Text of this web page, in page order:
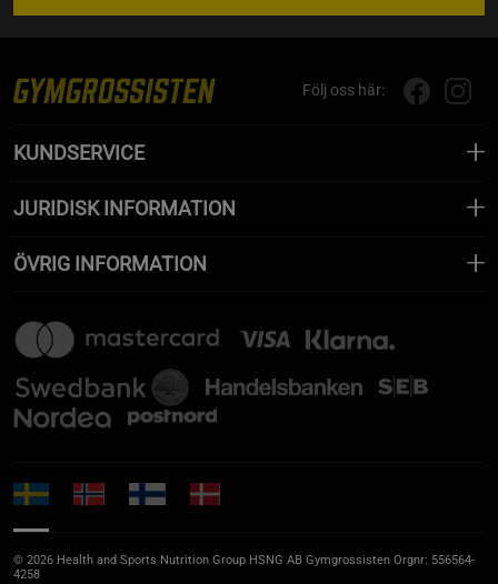
Följ oss här:
KUNDSERVICE
JURIDISK INFORMATION
ÖVRIG INFORMATION
© 2026 Health and Sports Nutrition Group HSNG AB Gymgrossisten Orgnr: 556564-
4258